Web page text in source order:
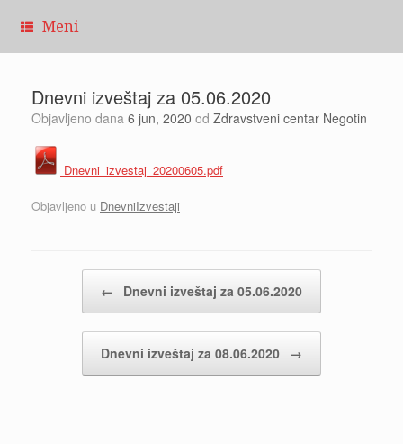
Meni
Dnevni izveštaj za 05.06.2020
Objavljeno dana 6 jun, 2020 od Zdravstveni centar Negotin
Dnevni_izvestaj_20200605.pdf
Objavljeno u DnevniIzvestaji
← Dnevni izveštaj za 05.06.2020
Dnevni izveštaj za 08.06.2020 →